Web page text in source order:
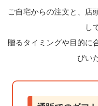
ご自宅からの注文と、店
し
贈るタイミングや目的に
びい